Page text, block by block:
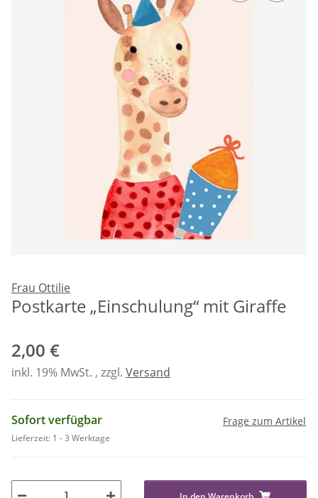
Frau Ottilie
Postkarte „Einschulung“ mit Giraffe
2,00 €
inkl. 19% MwSt. , zzgl. Versand
Sofort verfügbar
Lieferzeit: 1 - 3 Werktage
Frage zum Artikel